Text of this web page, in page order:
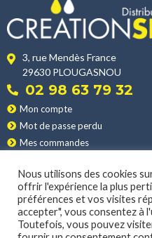
3, rue Mendès France
29630 PLOUGASNOU
02 98 63 79 32
Mon compte
Mot de passe perdu
Mes commandes
Nos produits
Les applications
Nos conditions de vente
La livraison
Nous utilisons des cookies
offrir l'expérience la plus
préférences et vos visites
accepter", vous consentez à
Toutefois, vous pouvez